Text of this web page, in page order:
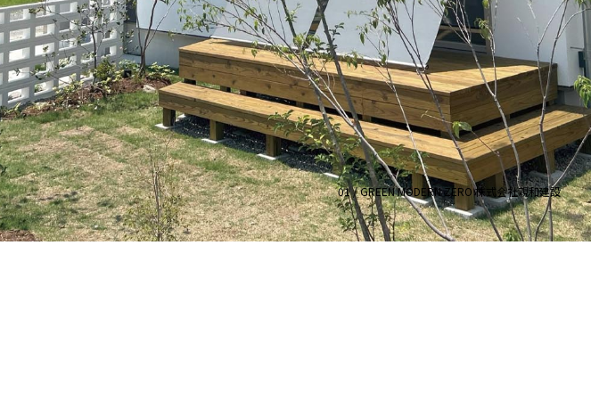
01 / GREEN MODERN ZERO 株式会社親和建設